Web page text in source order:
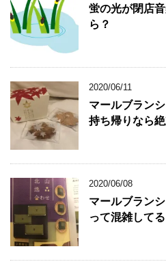
蛍の光が閉店
ら？
2020/06/11
マールブラン
持ち帰りなら絶
2020/06/08
マールブラン
って混雑して